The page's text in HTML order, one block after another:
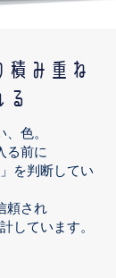
み重ね
色。
る前に
を判断してい
頼され
しています。